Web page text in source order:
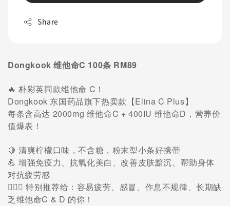
Share
Dongkook 维他命C 100条 RM89
🔥 朴彩英同款维他命 C！
Dongkook 东国药品旗下热卖款【Elina C Plus】
每条含高达 2000mg 维他命C + 400IU 维他命D，营养价
值爆表！
🍋 清爽柠檬口味，不含糖，粉末型小条好携带
💪 增强免疫力、抗氧化美白、改善皮肤黯沉、帮助身体
对抗疲劳感
👩🏻‍⚕️ 特别推荐给：容易疲劳、感冒、作息不规律、长期缺
乏维他命C & D 的你！